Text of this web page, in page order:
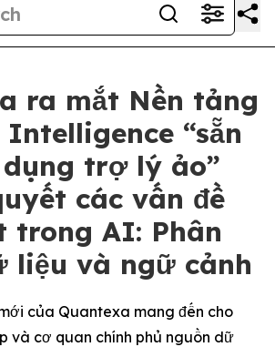
ra mắt Nền tảng
Intelligence “sẵn
trợ lý ảo”
các vấn đề
trong AI: Phân
liệu và ngữ cảnh
của Quantexa mang đến cho
và cơ quan chính phủ nguồn dữ